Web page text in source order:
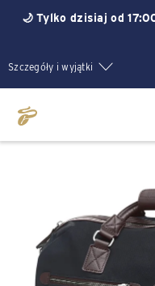
🌙 Tylko dzisiaj od
Szczegóły i wyjątki